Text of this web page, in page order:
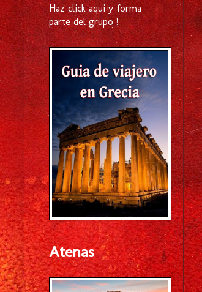
Haz click aqui y forma
parte del grupo !
Atenas